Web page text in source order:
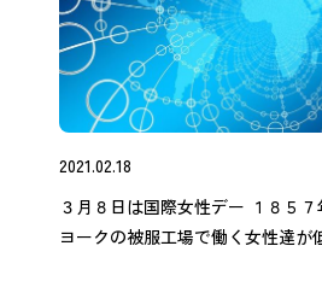
2021.02.18
３月８日は国際女性デー １８５
ヨークの被服工場で働く女性達